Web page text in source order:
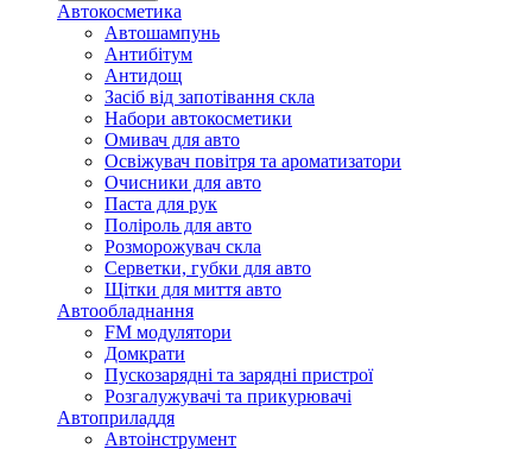
Автокосметика
Автошампунь
Антибітум
Антидощ
Засіб від запотівання скла
Набори автокосметики
Омивач для авто
Освіжувач повітря та ароматизатори
Очисники для авто
Паста для рук
Поліроль для авто
Розморожувач скла
Серветки, губки для авто
Щітки для миття авто
Автообладнання
FM модулятори
Домкрати
Пускозарядні та зарядні пристрої
Розгалужувачі та прикурювачі
Автоприладдя
Автоінструмент